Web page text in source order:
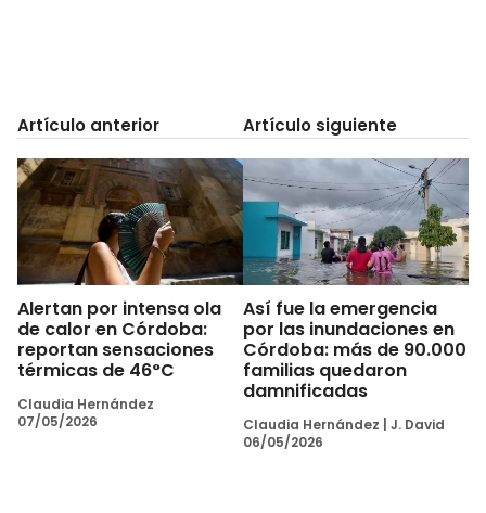
Artículo anterior
Alertan por intensa ola
de calor en Córdoba:
reportan sensaciones
térmicas de 46°C
Claudia Hernández
07/05/2026
Artículo siguiente
Así fue la emergencia
por las inundaciones en
Córdoba: más de 90.000
familias quedaron
damnificadas
Claudia Hernández
J. David
06/05/2026